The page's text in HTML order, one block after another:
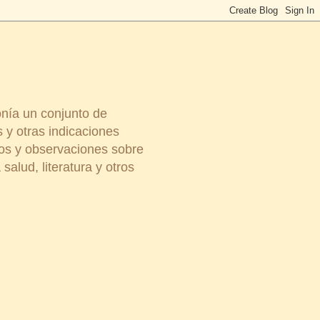
un conjunto de
y otras indicaciones
y observaciones sobre
literatura y otros